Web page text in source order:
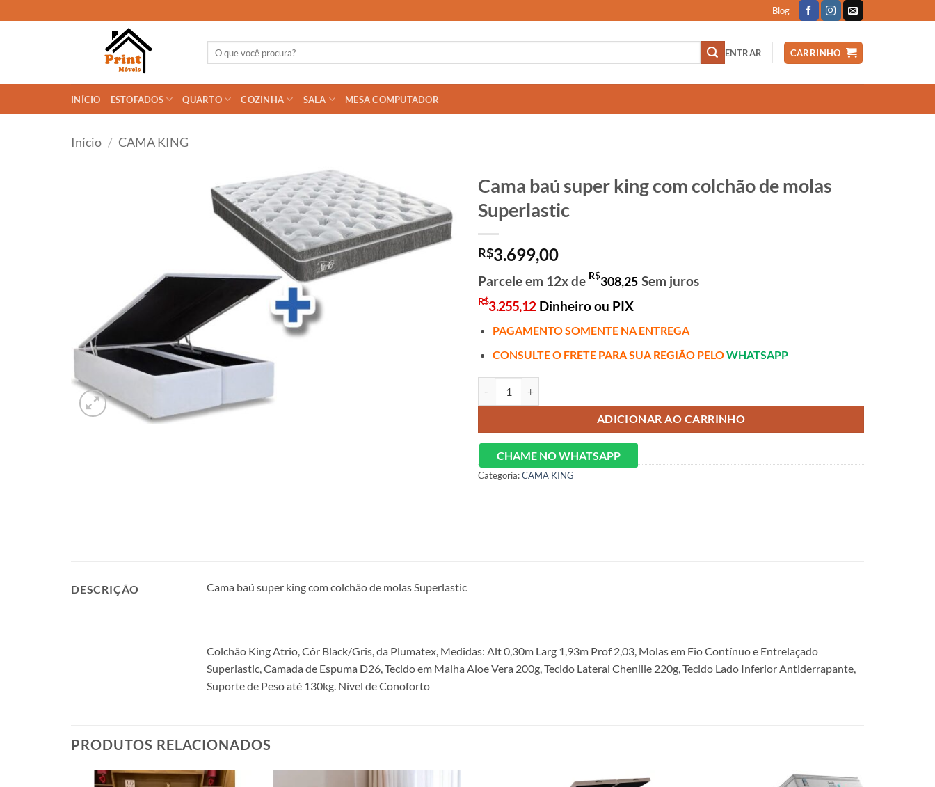
to
Blog
ENTRAR CARRINHO
INÍCIO ESTOFADOS QUARTO COZINHA SALA MESA COMPUTADOR
Início / CAMA KING
Cama baú super king com colchão de molas
Superlastic
R$3.699,00
Parcele em 12x de R$308,25 Sem juros
R$3.255,12 Dinheiro ou PIX
PAGAMENTO SOMENTE NA ENTREGA
CONSULTE O FRETE PARA SUA REGIÃO PELOWHATSAPP
ADICIONAR AO CARRINHO
CHAME NO WHATSAPP
Categoria:CAMA KING
DESCRIÇÃO Cama baú super king com colchão de molas Superlastic
Colchão King Atrio, Côr Black/Gris, da Plumatex, Medidas: Alt 0,30m Larg 1,93m Prof 2,03, Molas em Fio Contínuo e Entrelaçado
Superlastic, Camada de Espuma D26, Tecido em Malha Aloe Vera 200g, Tecido Lateral Chenille 220g, Tecido Lado Inferior Antiderrapante,
Suporte de Peso até 130kg. Nível de Conoforto
PRODUTOS RELACIONADOS